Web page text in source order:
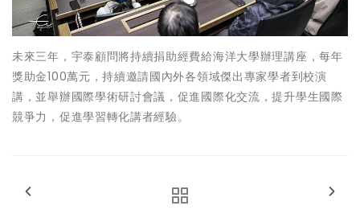
未來三年，宇泰顧問將持續捐助經費給海洋大學辦理講座，每年
獎助金100萬元，持續邀請國內外各領域傑出專家學者到校演
講，並舉辦國際學術研討會議，促進國際化交流，提升學生國際
競爭力，促進學習轉化講者經驗。